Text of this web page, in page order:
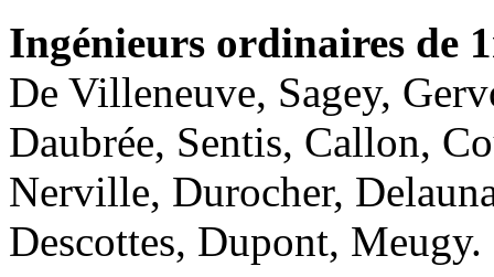
Ingénieurs ordinaires de
De Villeneuve, Sagey,
Daubrée, Sentis, Callon,
Nerville, Durocher,
Descottes, Dupont, Meugy.